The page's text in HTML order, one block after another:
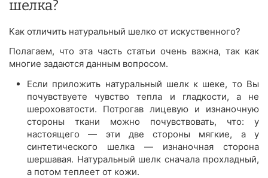
шелка?
Как отличить натуральный шелко от искуственного?
Полагаем, что эта часть статьи очень важна, так как
многие задаются данным вопросом.
Если приложить натуральный шелк к шеке, то Вы
почувствуете чувство тепла и гладкости, а не
шероховатости. Потрогав лицевую и изнаночную
стороны ткани можно почувствовать, что: у
настоящего — эти две стороны мягкие, а у
синтетического шелка — изнаночная сторона
шершавая. Натуральный шелк сначала прохладный,
а потом теплеет от кожи.